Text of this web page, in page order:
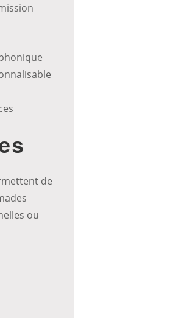
de
ou